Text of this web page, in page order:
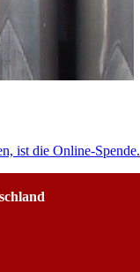
ist die Online-Spende.